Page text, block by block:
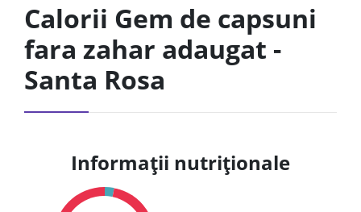
Calorii Gem de capsuni
fara zahar adaugat -
Santa Rosa
Informații nutriționale